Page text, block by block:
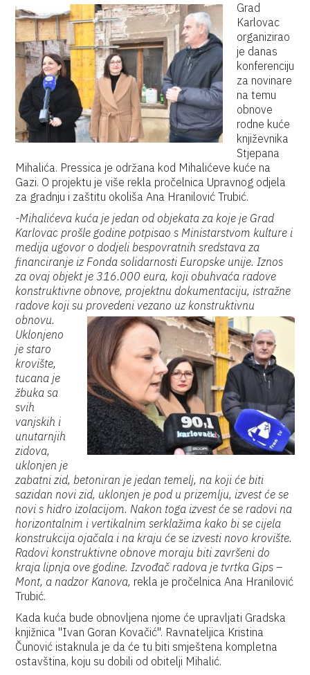
Grad
Karlovac
organizirao
je danas
konferenciju
za novinare
na temu
obnove
rodne kuće
književnika
Stjepana
Mihalića. Pressica je održana kod Mihalićeve kuće na
Gazi. O projektu je više rekla pročelnica Upravnog odjela
za gradnju i zaštitu okoliša Ana Hranilović Trubić.
-Mihalićeva kuća je jedan od objekata za koje je Grad
Karlovac prošle godine potpisao s Ministarstvom kulture i
medija ugovor o dodjeli bespovratnih sredstava za
financiranje iz Fonda solidarnosti Europske unije. Iznos
za ovaj objekt je 316.000 eura, koji obuhvaća radove
konstruktivne obnove, projektnu dokumentaciju, istražne
radove koji su provedeni vezano uz konstruktivnu
obnovu.
Uklonjeno
je staro
krovište,
tucana je
žbuka sa
svih
vanjskih i
unutarnjih
zidova,
uklonjen je
zabatni zid, betoniran je jedan temelj, na koji će biti
sazidan novi zid, uklonjen je pod u prizemlju, izvest će se
novi s hidro izolacijom. Nakon toga izvest će se radovi na
horizontalnim i vertikalnim serklažima kako bi se cijela
konstrukcija ojačala i na kraju će se izvesti novo krovište.
Radovi konstruktivne obnove moraju biti završeni do
kraja lipnja ove godine. Izvođač radova je tvrtka Gips –
Mont, a nadzor Kanova, rekla je pročelnica Ana Hranilović
Trubić.
Kada kuća bude obnovljena njome će upravljati Gradska
knjižnica "Ivan Goran Kovačić". Ravnateljica Kristina
Čunović istaknula je da će tu biti smještena kompletna
ostavština, koju su dobili od obitelji Mihalić.